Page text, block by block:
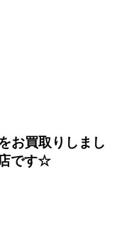
お買取りしまし
です☆